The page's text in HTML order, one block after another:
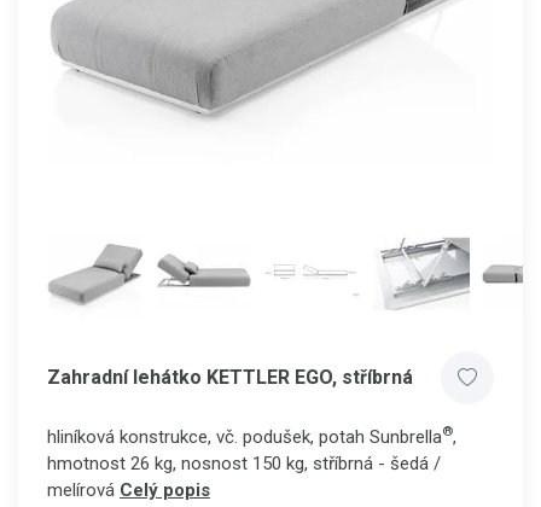
Zahradní lehátko KETTLER EGO, stříbrná
hliníková konstrukce, vč. podušek, potah Sunbrella®,
hmotnost 26 kg, nosnost 150 kg, stříbrná - šedá /
melírová Celý popis